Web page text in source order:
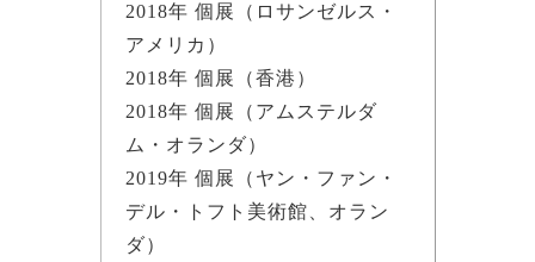
2018年 個展（ロサンゼルス・
アメリカ）
2018年 個展（香港）
2018年 個展（アムステルダ
ム・オランダ）
2019年 個展（ヤン・ファン・
デル・トフト美術館、オラン
ダ）